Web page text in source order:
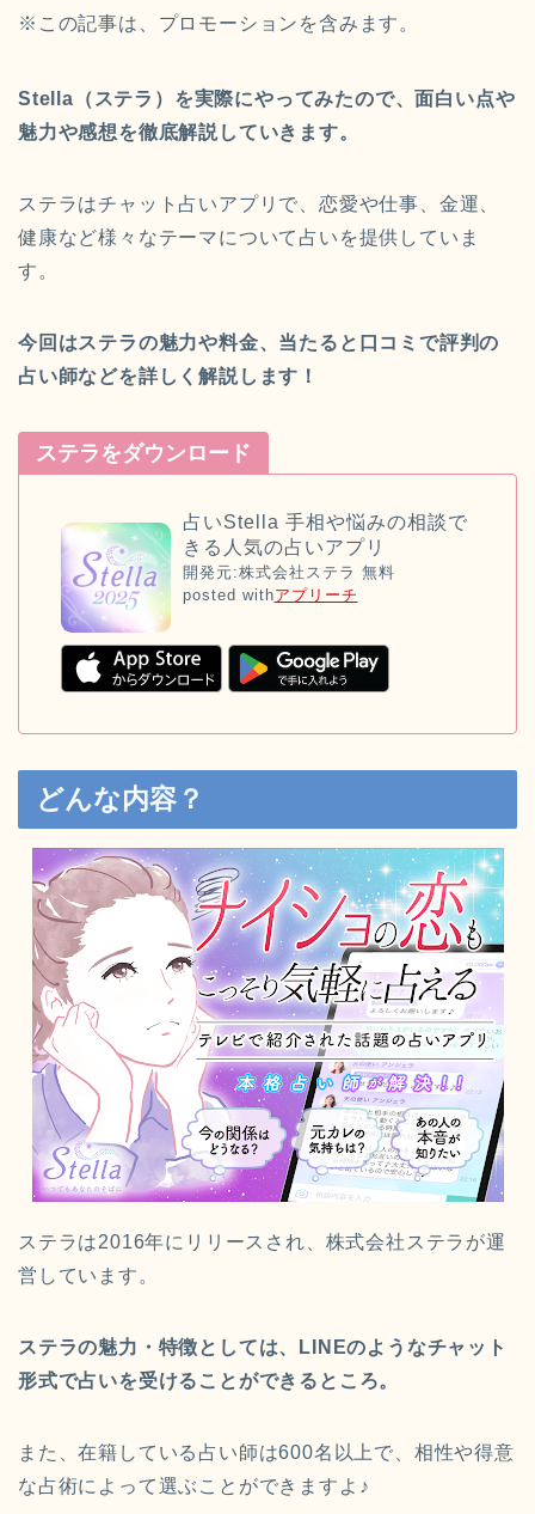
※この記事は、プロモーションを含みます。
解説していく
よ！
Stella（ステラ）を実際にやってみたので、面白い点や
魅力や感想を徹底解説していきます。
ステラはチャット占いアプリで、恋愛や仕事、金運、
健康など様々なテーマについて占いを提供していま
す。
今回はステラの魅力や料金、当たると口コミで評判の
占い師などを詳しく解説します！
ステラをダウンロード
占いStella 手相や悩みの相談で
きる人気の占いアプリ
開発元:株式会社ステラ 無料
posted withアプリーチ
どんな内容？
ステラは2016年にリリースされ、株式会社ステラが運
営しています。
ステラの魅力・特徴としては、LINEのようなチャット
形式で占いを受けることができるところ。
また、在籍している占い師は600名以上で、相性や得意
な占術によって選ぶことができますよ♪